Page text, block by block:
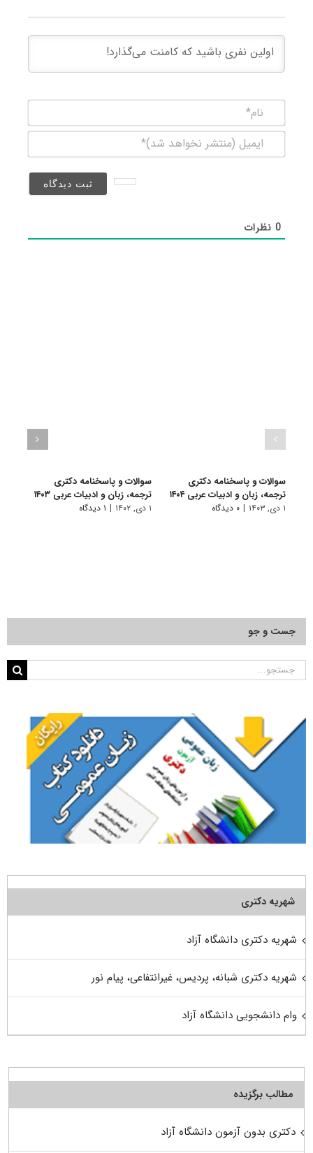
(منتشر
0نظرات
سوالات و پاسخنامه دکتری
ترجمه، زبان و ادبیات عربی ۱۴۰۴
۱ دی, ۱۴۰۳ | ۰ دیدگاه
سوالات و پاسخنامه دکتری
ترجمه، زبان و ادبیات عربی ۱۴۰۳
۱ دی, ۱۴۰۲ | ۱ دیدگاه
جست و جو
جستجو
شهریه دکتری
شهریه دکتری دانشگاه آزاد
شهریه دکتری شبانه، پردیس، غیرانتفاعی، پیام نور
وام دانشجویی دانشگاه آزاد
مطالب برگزیده
دکتری بدون آزمون دانشگاه آزاد